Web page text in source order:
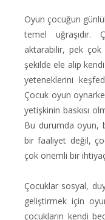
Oyun çocuğun
temel uğraşıdır.
aktarabilir, pek çok
şekilde ele alıp
yeteneklerini
Çocuk oyun
yetişkinin baskısı
Bu durumda oyun,
bir faaliyet değil,
çok önemli bir
Çocuklar sosyal,
geliştirmek için
çocukların kendi